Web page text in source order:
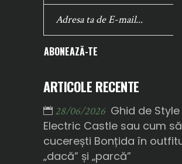
ABONEAZĂ-TE
ARTICOLE RECENTE
28/06/2026 Ghid de
Electric Castle sau cum să
cucerești Bonțida în
„dacă” și „parcă”